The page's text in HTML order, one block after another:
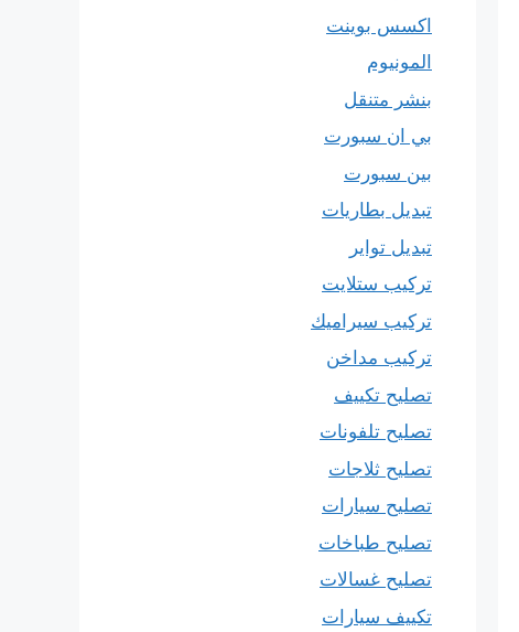
اكسس بوينت
المونيوم
بنشر متنقل
بي ان سبورت
بين سبورت
تبديل بطاريات
تبديل تواير
تركيب ستلايت
تركيب سيراميك
تركيب مداخن
تصليح تكييف
تصليح تلفونات
تصليح ثلاجات
تصليح سيارات
تصليح طباخات
تصليح غسالات
تكييف سيارات